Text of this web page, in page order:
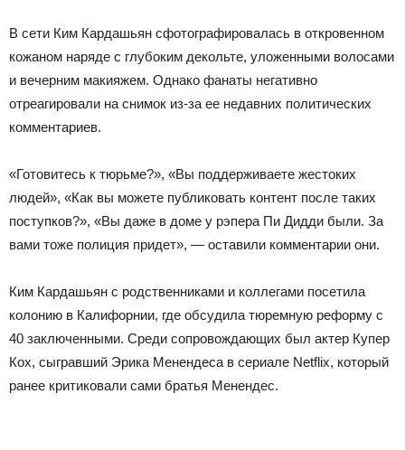
В сети Ким Кардашьян сфотографировалась в откровенном
кожаном наряде с глубоким декольте, уложенными волосами
и вечерним макияжем. Однако фанаты негативно
отреагировали на снимок из-за ее недавних политических
комментариев.
«Готовитесь к тюрьме?», «Вы поддерживаете жестоких
людей», «Как вы можете публиковать контент после таких
поступков?», «Вы даже в доме у рэпера Пи Дидди были. За
вами тоже полиция придет», — оставили комментарии они.
Ким Кардашьян с родственниками и коллегами посетила
колонию в Калифорнии, где обсудила тюремную реформу с
40 заключенными. Среди сопровождающих был актер Купер
Кох, сыгравший Эрика Менендеса в сериале Netflix, который
ранее критиковали сами братья Менендес.